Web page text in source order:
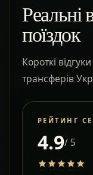
Реальні
поїздок
Короткі
трансферів
РЕЙТИНГ
4.9/ 5